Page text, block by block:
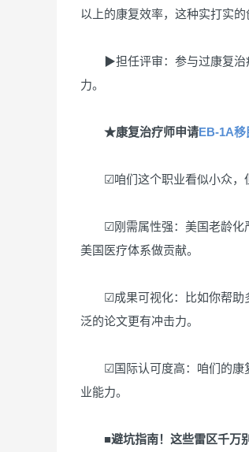
以上的康复效率，这种实打实的
▶担任评审：参与过康复治疗
力。
★康复治疗师申请EB-1A移
☑咱们这个职业看似小众，但
☑刚需属性强：美国老龄化严
美国医疗体系做贡献。
☑成果可视化：比如你帮助多
泛的论文更有冲击力。
☑国际认可度高：咱们的康复
业能力。
■避坑指南！这些雷区千万